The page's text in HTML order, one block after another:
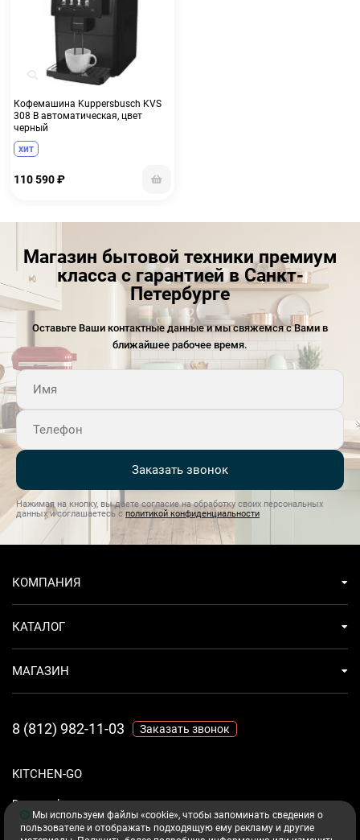
Кофемашина Kuppersbusch KVS
308 B автоматическая, цвет
черный
хит
110 590₽
Магазин бытовой техники премиум
класса с гарантией в Санкт-
Петербурге
Оставьте Ваши контактные данные и мы свяжемся с Вами в
ближайшее рабочее время.
Заказать звонок
Нажимая на кнопку, вы даете согласие на обработку своих персональных
данных и соглашаетесь с политикой конфиденциальности
KITCHEN-GO
Ваш комфорт - дело техники.
КОМПАНИЯ
КАТАЛОГ
МАГАЗИН
8 (812) 982-11-03 Заказать звонок
Мы используем файлы «cookie», чтобы запоминать сведения о
пользователе и отображать подходящую ему рекламу и другие